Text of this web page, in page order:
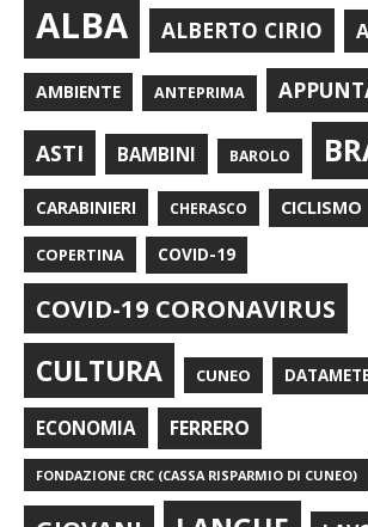
ALBA ALBERTO CIRIO
AMBIENTE ANTEPRIMA
ASTI BAMBINI BAROLO
CARABINIERI CHERASCO CICLISMO
COPERTINA COVID-19
COVID-19 CORONAVIRUS
CULTURA CUNEO
ECONOMIA FERRERO
FONDAZIONE CRC (CASSA RISPARMIO DI CUNEO)